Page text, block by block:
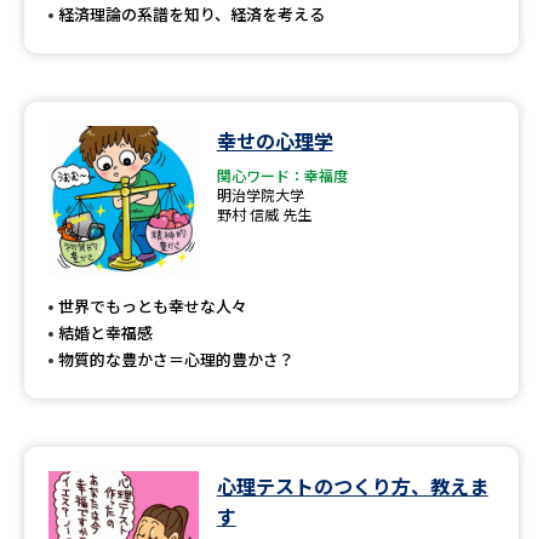
Ｑ＆Ａ よくあるご質問 大学進学IDについて
テレメール
お支払いサイト
個人情報取扱規定
特定商取引表記
テレメール進学カタログ
訂正のご案内
経済理論の系譜を知り、経済を考える
幸せの心理学
関心ワード：幸福度
明治学院大学
野村 信威 先生
世界でもっとも幸せな人々
結婚と幸福感
物質的な豊かさ＝心理的豊かさ？
心理テストのつくり方、教えま
す